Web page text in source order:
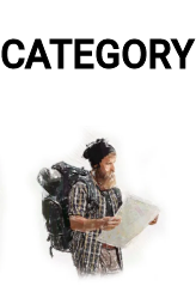
CATEGORY